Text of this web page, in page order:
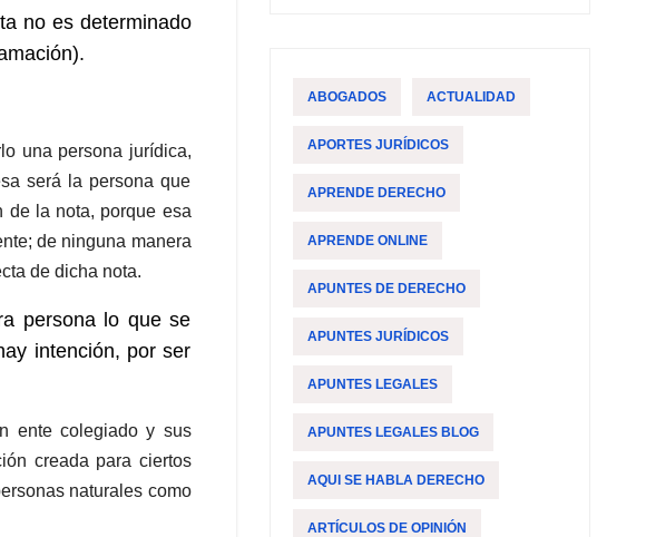
no es determinado
una persona jurídica,
será la persona que
de la nota, porque esa
de ninguna manera
de dicha nota.
persona lo que se
intención, por ser
ente colegiado y sus
creada para ciertos
naturales como
ABOGADOS ACTUALIDAD
APORTES JURÍDICOS
APRENDE DERECHO
APRENDE ONLINE
APUNTES DE DERECHO
APUNTES JURÍDICOS
APUNTES LEGALES
APUNTES LEGALES BLOG
AQUI SE HABLA DERECHO
ARTÍCULOS DE OPINIÓN